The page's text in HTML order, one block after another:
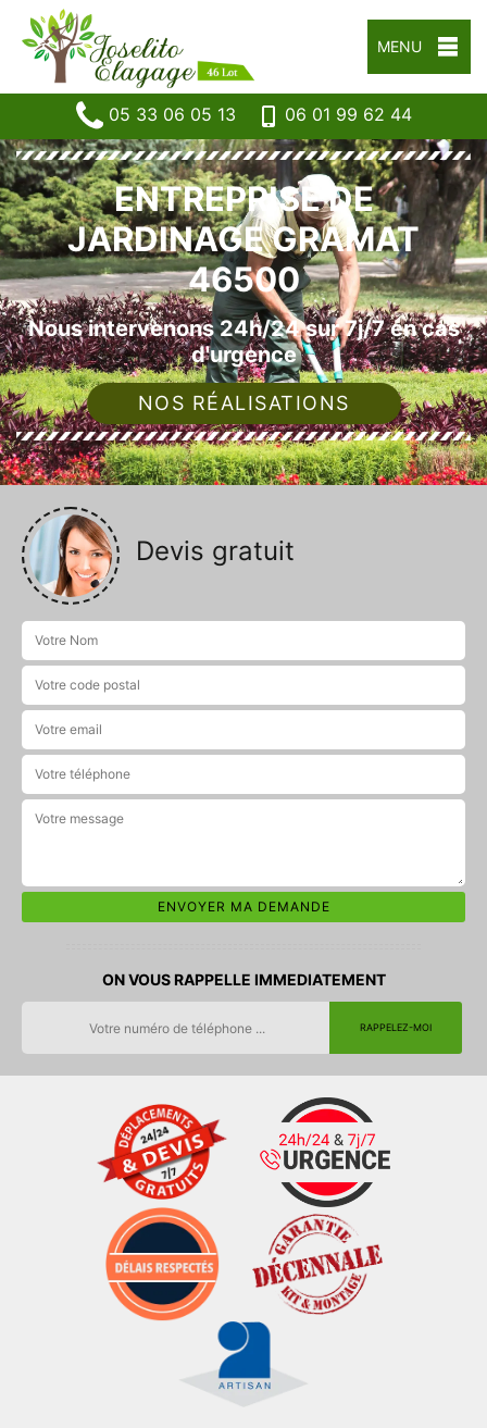
MENU
05 33 06 05 13 06 01 99 62 44
ENTREPRISE DE
JARDINAGE GRAMAT
46500
Nous intervenons 24h/24 sur 7j/7 en cas
d'urgence
NOS RÉALISATIONS
Devis gratuit
ON VOUS RAPPELLE IMMEDIATEMENT